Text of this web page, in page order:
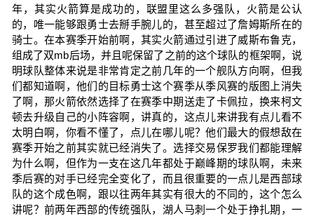
年，其实火箭算是成功的，联盟里这么多强队，火箭是公认
的，唯一能够跟勇士去掰手腕儿的，甚至超过了詹姆斯所在的
骑士。在本赛季开始前啊，其实火箭通过引进了威斯布鲁克，
组成了双mb后场，并且呢保留了之前的这个球队的框架啊，说
明球队整体来说是非常肯定之前几年的一个舰队方向啊，但我
们都知道啊，他们的目标勇士这个赛季从季风赛的版图上消失
了啊，那火箭依然选择了在赛季中期送走了卡佩拉，换来柯文
顿去升级自己的小阵容啊，讲真的，这点儿来讲我有点儿看不
太明白啊，你看不懂了，点儿在哪儿呢？他们最大的假想敌在
赛季开始之前其实就已经消失了。选择交易保罗我们都能理解
为什么啊，但作为一支在这几年都处于巅峰期的球队啊，未来
季后赛的对手已经完全变化了，而且很重要的一点儿是西部球
队的这个成色啊，跟以往两年其实有很大的不同的，这个怎么
讲呢？前两年西部的传统强队，湖人马刺一个处于挣扎期，一